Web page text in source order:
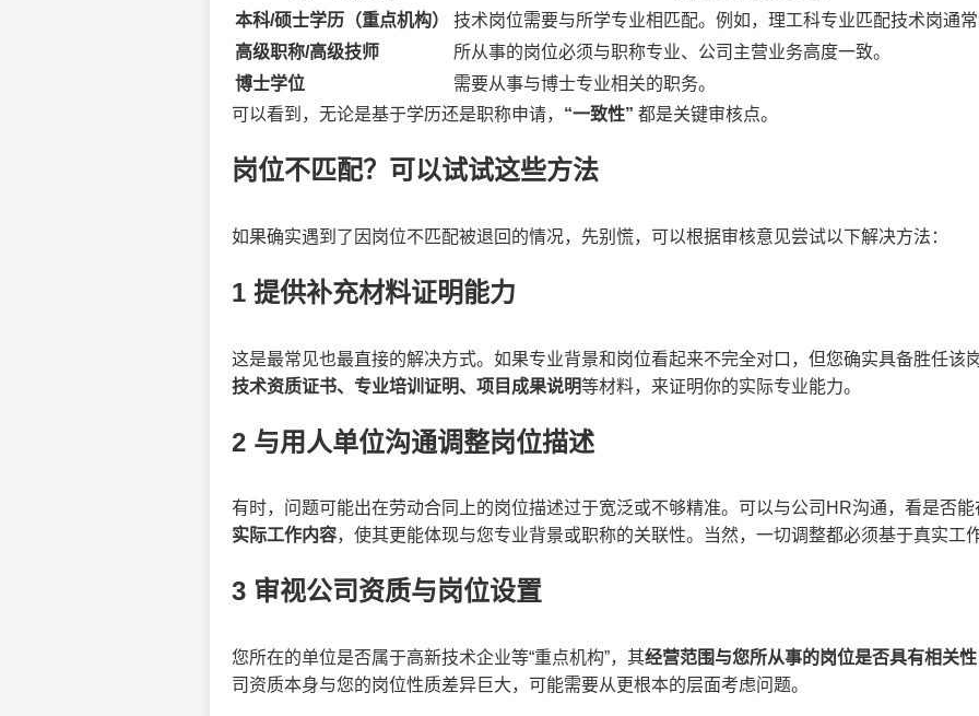
本科/硕士学历（重点机构）
技术岗位需要与所学专业相匹配。例如，理工科专业匹配技术岗通
高级职称/高级技师
所从事的岗位必须与职称专业、公司主营业务高度一致。
博士学位
需要从事与博士专业相关的职务。
可以看到，无论是基于学历还是职称申请， “一致性” 都是关键审核点。
岗位不匹配？可以试试这些方法
如果确实遇到了因岗位不匹配被退回的情况，先别慌，可以根据审核意见尝试以下解决方法：
1 提供补充材料证明能力
这是最常见也最直接的解决方式。如果专业背景和岗位看起来不完全对口，但您确实具备胜任该
技术资质证书、专业培训证明、项目成果说明等材料，来证明你的实际专业能力。
2 与用人单位沟通调整岗位描述
有时，问题可能出在劳动合同上的岗位描述过于宽泛或不够精准。可以与公司HR沟通，看是否
实际工作内容，使其更能体现与您专业背景或职称的关联性。当然，一切调整都必须基于真实工
3 审视公司资质与岗位设置
您所在的单位是否属于高新技术企业等“重点机构”，其经营范围与您所从事的岗位是否具有相关性
司资质本身与您的岗位性质差异巨大，可能需要从更根本的层面考虑问题。